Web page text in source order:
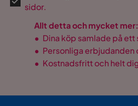
sidor.
Allt detta och mycket mer:
• Dina köp samlade på ett
• Personliga erbjudanden
• Kostnadsfritt och helt